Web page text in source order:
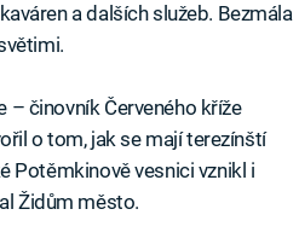
a dalších služeb. Bezmála
činovník Červeného kříže
o tom, jak se mají terezínští
Potěmkinově vesnici vznikl i
Židům město.